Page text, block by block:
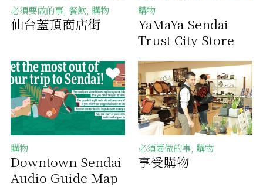
必須要做的事, 餐飲, 購物
仙台蓋頂商店街
購物
YaMaYa Sendai
Trust City Store
購物
Downtown Sendai
Audio Guide Map
必須要做的事, 購物
享受購物